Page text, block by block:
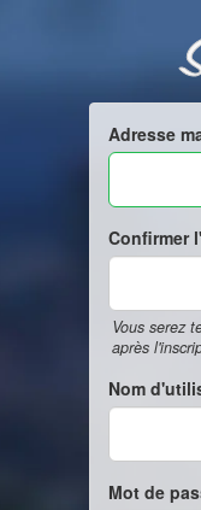
Adresse
Confirmer
Vous serez
après
Nom
Mot de